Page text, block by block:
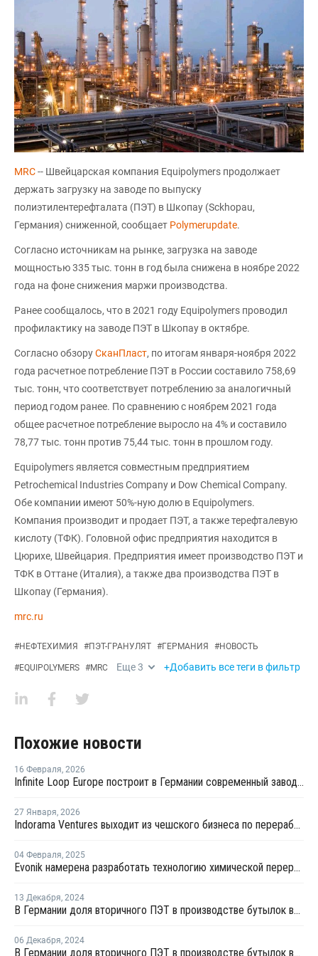
MRC-- Швейцарская компания Equipolymers продолжает
держать загрузку на заводе по выпуску
полиэтилентерефталата (ПЭТ) в Шкопау (Sckhopau,
Германия) сниженной, сообщает Polymerupdate.
Согласно источникам на рынке, загрузка на заводе
мощностью 335 тыс. тонн в год была снижена в ноябре 2022
года на фоне снижения маржи производства.
Ранее сообщалось, что в 2021 году Equipolymers проводил
профилактику на заводе ПЭТ в Шкопау в октябре.
Согласно обзоруСканПласт, по итогам января-ноября 2022
года расчетное потребление ПЭТ в России составило 758,69
тыс. тонн, что соответствует потреблению за аналогичный
период годом ранее. По сравнению с ноябрем 2021 года
общее расчетное потребление выросло на 4% и составило
78,77 тыс. тонн против 75,44 тыс. тонн в прошлом году.
Equipolymers является совместным предприятием
Petrochemical Industries Company и Dow Chemical Company.
Обе компании имеют 50%-ную долю в Equipolymers.
Компания производит и продает ПЭТ, а также терефталевую
кислоту (ТФК). Головной офис предприятия находится в
Цюрихе, Швейцария. Предприятия имеет производство ПЭТ и
ТФК в Оттане (Италия), а также два производства ПЭТ в
Шкопау (Германия).
mrc.ru
#НЕФТЕХИМИЯ #ПЭТ-ГРАНУЛЯТ #ГЕРМАНИЯ #НОВОСТЬ
#EQUIPOLYMERS #MRC Еще3 +Добавить все теги в фильтр
Похожие новости
16 Февраля, 2026
Infinite Loop Europe построит в Германии современный завод по переработке ПЭТ
27 Января, 2026
Indorama Ventures выходит из чешского бизнеса по переработке отходов на фоне дефицита немецкого сырья
04 Февраля, 2025
Evonik намерена разработать технологию химической переработки ПЭТ
13 Декабря, 2024
В Германии доля вторичного ПЭТ в производстве бутылок впервые превысила долю первичного
06 Декабря, 2024
В Германии доля вторичного ПЭТ в производстве бутылок впервые превысила долю первичного